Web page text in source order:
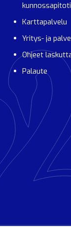
Karttapalvelu
Yritys- ja
Ohjeet
Palaute